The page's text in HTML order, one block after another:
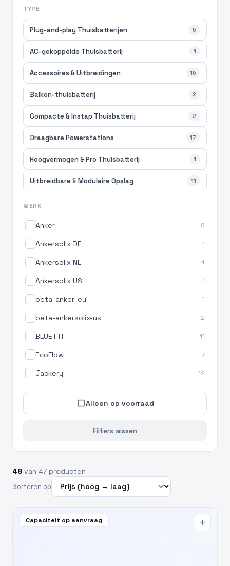
TYPE
Plug-and-play Thuisbatterijen 5
AC-gekoppelde Thuisbatterij 1
Accessoires & Uitbreidingen 15
Balkon-thuisbatterij 2
Compacte & Instap Thuisbatterij 2
Draagbare Powerstations 17
Hoogvermogen & Pro Thuisbatterij 1
Uitbreidbare & Modulaire Opslag 11
MERK
Anker 8
Ankersolix DE 1
Ankersolix NL 4
Ankersolix US 1
beta-anker-eu 1
beta-ankersolix-us 2
BLUETTI 11
EcoFlow 7
Jackery 12
check_box_outline_blankAlleen op voorraad
Filters wissen
48 van 47 producten
Sorteren op
Capaciteit op aanvraag add